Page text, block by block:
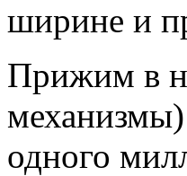
ширине и
Прижим в
механизмы)
одного